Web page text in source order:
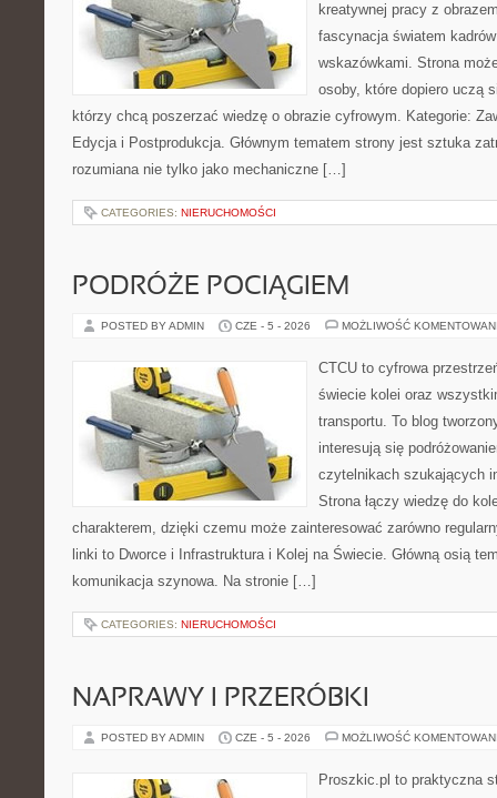
kreatywnej pracy z
fascynacja światem
wskazówkami. Strona
osoby, które dopiero uczą
którzy chcą poszerzać wiedzę o obrazie cyfrowym. Kategorie:
Edycja i Postprodukcja. Głównym tematem strony jest sztuka
rozumiana nie tylko jako mechaniczne […]
CATEGORIES: NIERUCHOMOŚCI
PODRÓŻE POCIĄGIEM
POSTED BY ADMIN CZE - 5 - 2026 MOŻLIWOŚĆ
CTCU to cyfrowa
świecie kolei oraz
transportu. To blog
interesują się
czytelnikach szukających
Strona łączy wiedzę do
charakterem, dzięki czemu może zainteresować zarówno
linki to Dworce i Infrastruktura i Kolej na Świecie. Główną osią
komunikacja szynowa. Na stronie […]
CATEGORIES: NIERUCHOMOŚCI
NAPRAWY I PRZERÓBKI
POSTED BY ADMIN CZE - 5 - 2026 MOŻLIWOŚĆ
Proszkic.pl to praktyczna